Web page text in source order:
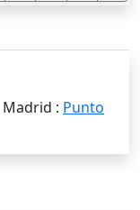
Madrid : Punto